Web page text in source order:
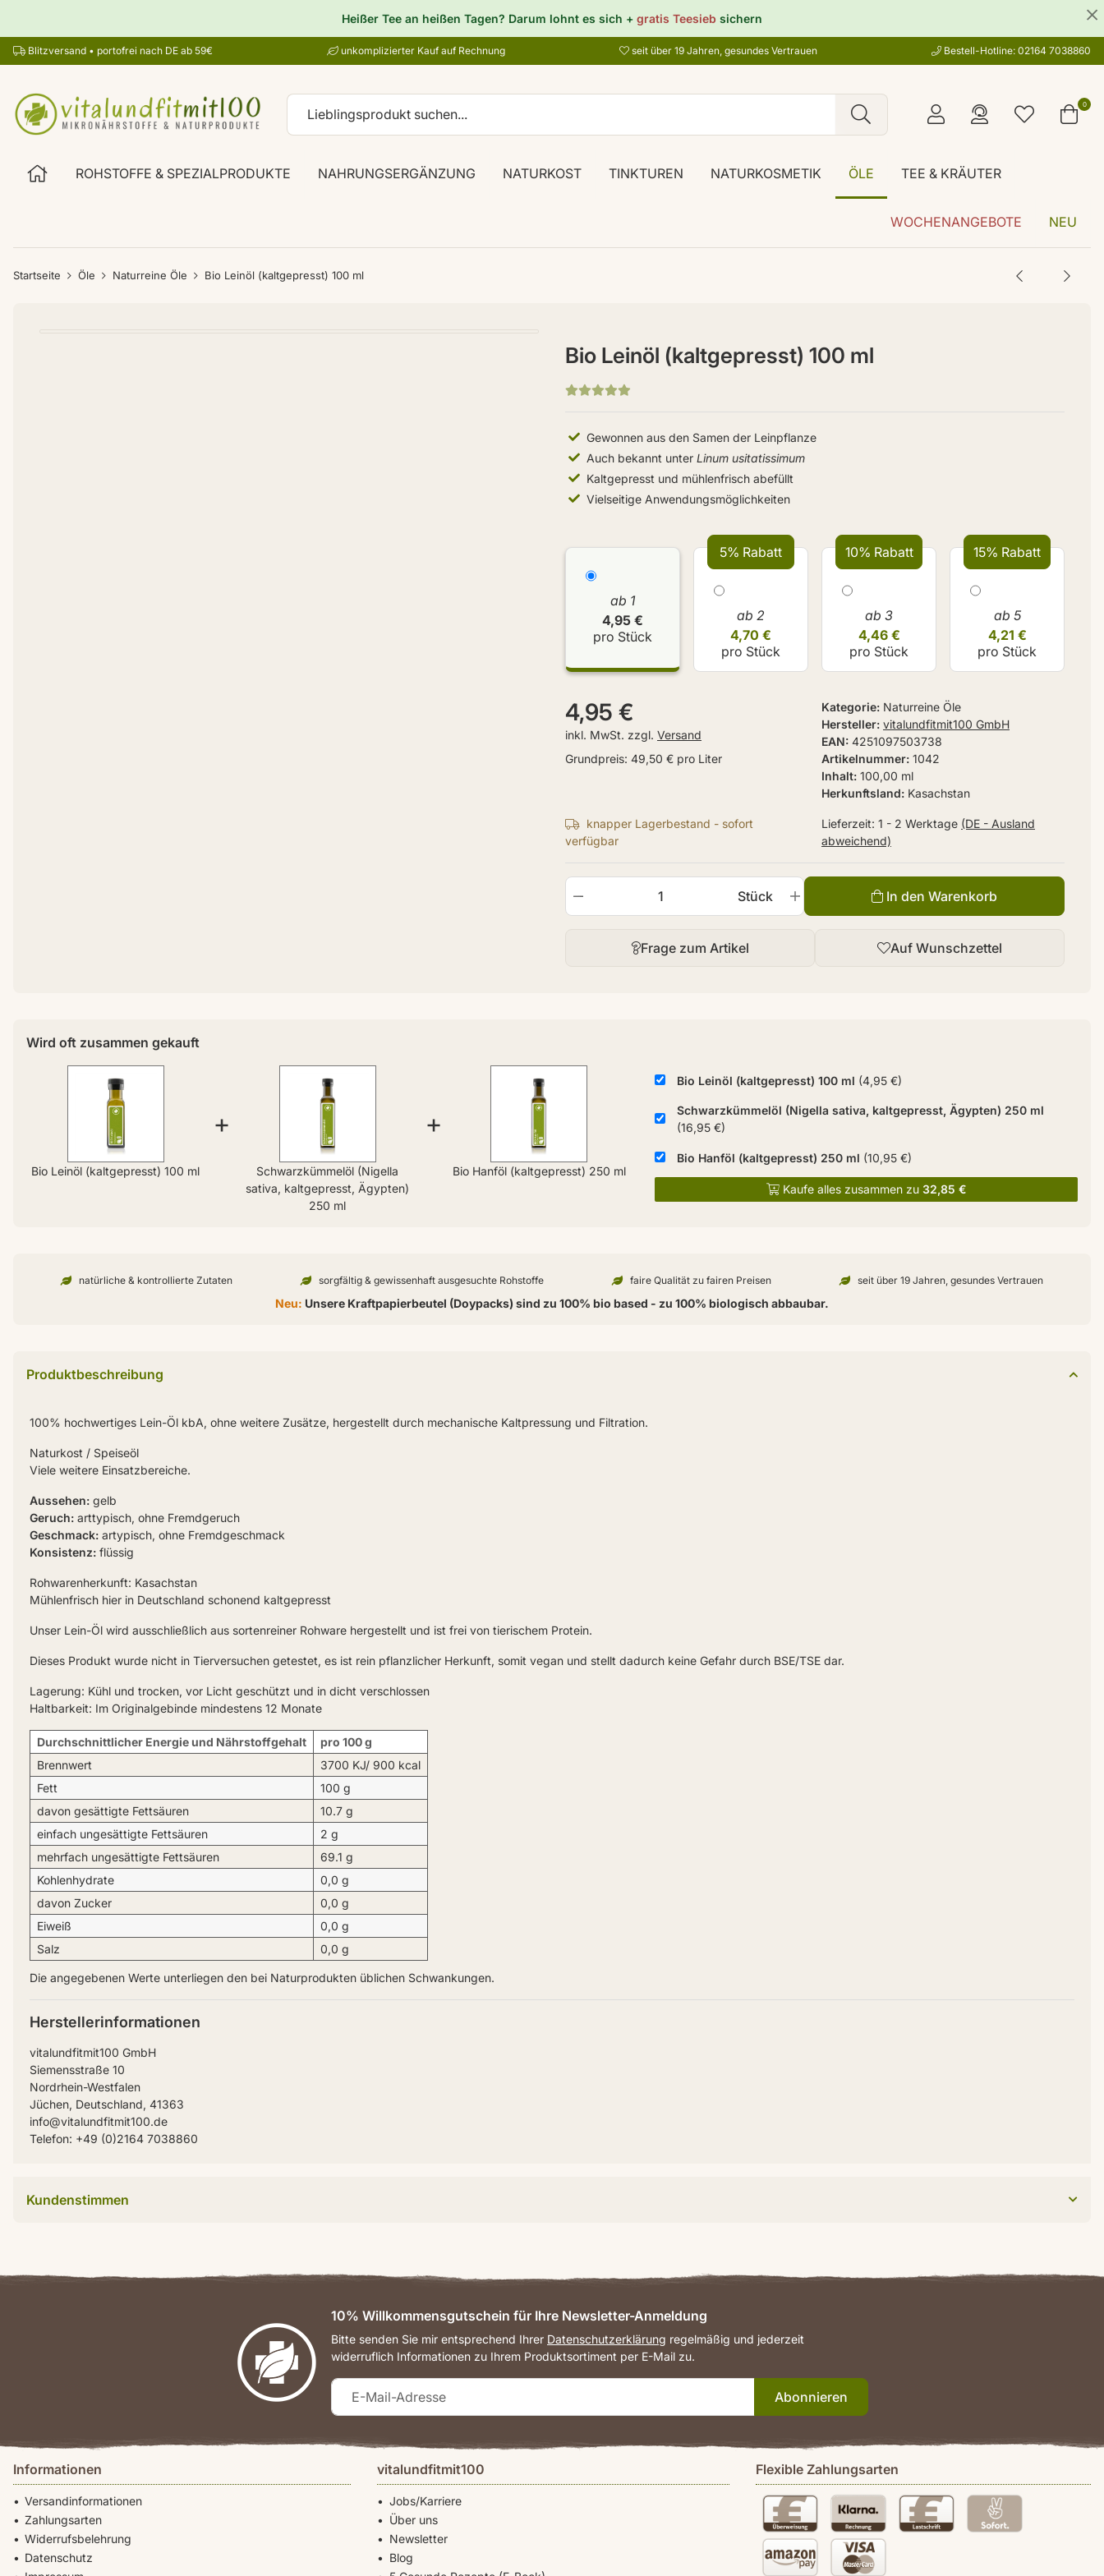
Heißer Tee an heißen Tagen? Darum lohnt es sich + gratis Teesieb sichern
Blitzversand • portofrei nach DE ab 59€ unkomplizierter Kauf auf Rechnung seit über 19 Jahren, gesundes Vertrauen Bestell-Hotline: 02164 7038860
ROHSTOFFE & SPEZIALPRODUKTE NAHRUNGSERGÄNZUNG NATURKOST TINKTUREN NATURKOSMETIK ÖLE TEE & KRÄUTER
WOCHENANGEBOTE NEU
0
Startseite Öle Naturreine Öle Bio Leinöl (kaltgepresst) 100 ml
Bio Leinöl (kaltgepresst) 100 ml
Inhalt 100,00 ml
Hersteller vitalundfitmit100 GmbH
Artikelnummer 1042
EAN 4251097503738
Herkunftsland Kasachstan
Kategorie Naturreine Öle
Gewonnen aus den Samen der Leinpflanze
Auch bekannt unter Linum usitatissimum
Kaltgepresst und mühlenfrisch abefüllt
Vielseitige Anwendungsmöglichkeiten
4,95 €
inkl. MwSt. zzgl. Versand
Grundpreis: 49,50 € pro Liter
Frage zum Artikel Auf Wunschzettel
Stück In den Warenkorb
knapper Lagerbestand - sofort
verfügbar
Lieferzeit: 1 - 2 Werktage (DE - Ausland
abweichend)
ab 1
4,95 €
pro Stück
5% Rabatt
ab 2
4,70 €
pro Stück
10% Rabatt
ab 3
4,46 €
pro Stück
15% Rabatt
ab 5
4,21 €
pro Stück
Wird oft zusammen gekauft
Bio Leinöl (kaltgepresst) 100 ml
+
Schwarzkümmelöl (Nigella
sativa, kaltgepresst, Ägypten)
250 ml
+
Bio Hanföl (kaltgepresst) 250 ml
Bio Leinöl (kaltgepresst) 100 ml (4,95 €)
Schwarzkümmelöl (Nigella sativa, kaltgepresst, Ägypten) 250 ml
(16,95 €)
Bio Hanföl (kaltgepresst) 250 ml (10,95 €)
Kaufe alles zusammen zu 32,85 €
natürliche & kontrollierte Zutaten sorgfältig & gewissenhaft ausgesuchte Rohstoffe faire Qualität zu fairen Preisen seit über 19 Jahren, gesundes Vertrauen
Neu: Unsere Kraftpapierbeutel (Doypacks) sind zu 100% bio based - zu 100% biologisch abbaubar.
Produktbeschreibung
100% hochwertiges Lein-Öl kbA, ohne weitere Zusätze, hergestellt durch mechanische Kaltpressung und Filtration.
Naturkost / Speiseöl
Viele weitere Einsatzbereiche.
Aussehen: gelb
Geruch: arttypisch, ohne Fremdgeruch
Geschmack: artypisch, ohne Fremdgeschmack
Konsistenz: flüssig
Rohwarenherkunft: Kasachstan
Mühlenfrisch hier in Deutschland schonend kaltgepresst
Unser Lein-Öl wird ausschließlich aus sortenreiner Rohware hergestellt und ist frei von tierischem Protein.
Dieses Produkt wurde nicht in Tierversuchen getestet, es ist rein pflanzlicher Herkunft, somit vegan und stellt dadurch keine Gefahr durch BSE/TSE dar.
Lagerung: Kühl und trocken, vor Licht geschützt und in dicht verschlossen
Haltbarkeit: Im Originalgebinde mindestens 12 Monate
Durchschnittlicher Energie und Nährstoffgehalt
pro 100 g
Brennwert
3700 KJ/ 900 kcal
Fett
100 g
davon gesättigte Fettsäuren
10.7 g
einfach ungesättigte Fettsäuren
2 g
mehrfach ungesättigte Fettsäuren
69.1 g
Kohlenhydrate
0,0 g
davon Zucker
0,0 g
Eiweiß
0,0 g
Salz
0,0 g
Die angegebenen Werte unterliegen den bei Naturprodukten üblichen Schwankungen.
Herstellerinformationen
vitalundfitmit100 GmbH
Siemensstraße 10
Nordrhein-Westfalen
Jüchen, Deutschland, 41363
info@vitalundfitmit100.de
Telefon: +49 (0)2164 7038860
Kundenstimmen
Informationen
Versandinformationen
Zahlungsarten
Widerrufsbelehrung
Datenschutz
vitalundfitmit100
Jobs/Karriere
Über uns
Newsletter
Blog
Flexible Zahlungsarten
10% Willkommensgutschein für Ihre Newsletter-Anmeldung
Bitte senden Sie mir entsprechend Ihrer Datenschutzerklärung regelmäßig und jederzeit
widerruflich Informationen zu Ihrem Produktsortiment per E-Mail zu.
Abonnieren